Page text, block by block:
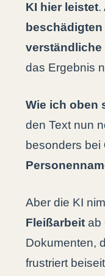
KI hier leistet.
beschädigten
verständliche
das Ergebnis
Wie ich oben
den Text nun
besonders bei
Aber die KI
Fleißarbeit ab
Dokumenten,
frustriert